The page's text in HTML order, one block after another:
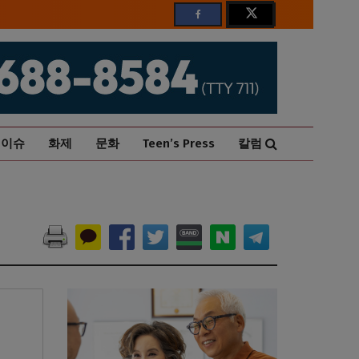
이슈 화제 문화 Teen’s Press 칼럼